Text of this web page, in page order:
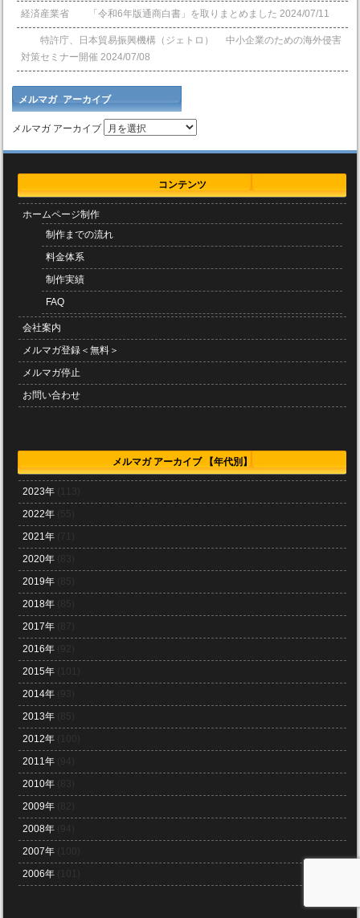
経済産業省 「令和6年版通商白書」を取りまとめました 2024/07/11
特許庁、日本貿易振興機構（ジェトロ） 中小企業のための海外侵害
対策セミナー開催 2024/07/08
メルマガ アーカイブ
メルマガ アーカイブ
コンテンツ
ホームページ制作
制作までの流れ
料金体系
制作実績
FAQ
会社案内
メルマガ登録＜無料＞
メルマガ停止
お問い合わせ
メルマガ アーカイブ 【年代別】
2023年
2022年
2021年
2020年
2019年
2018年
2017年
2016年
2015年
2014年
2013年
2012年
2011年
2010年
2009年
2008年
2007年
2006年